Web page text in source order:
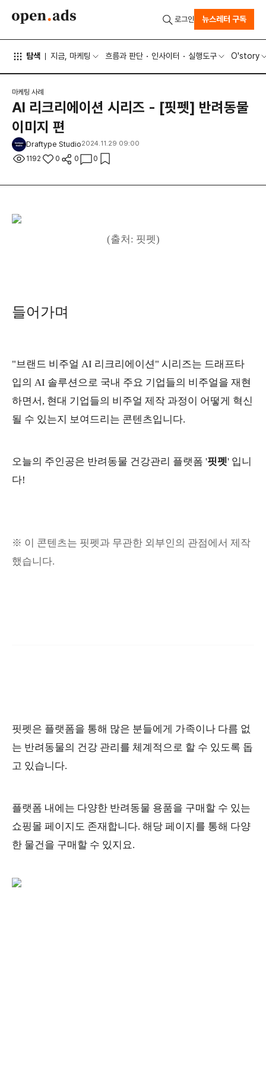
탐색 지금, 마케팅 흐름과 판단 인사이터 실행도구 O'story
로그인 뉴스레터 구독
마케팅 사례
AI 리크리에이션 시리즈 - [핏펫] 반려동물
이미지 편
Draftype Studio2024.11.29 09:00
1192 0 0 0
(출처: 핏펫)
들어가며
"브랜드 비주얼 AI 리크리에이션" 시리즈는 드래프타
입의 AI 솔루션으로 국내 주요 기업들의 비주얼을 재현
하면서, 현대 기업들의 비주얼 제작 과정이 어떻게 혁신
될 수 있는지 보여드리는 콘텐츠입니다.
오늘의 주인공은 반려동물 건강관리 플랫폼 '핏펫' 입니
다!
※ 이 콘텐츠는 핏펫과 무관한 외부인의 관점에서 제작
했습니다.
핏펫은 플랫폼을 통해 많은 분들에게 가족이나 다름 없
는 반려동물의 건강 관리를 체계적으로 할 수 있도록 돕
고 있습니다.
플랫폼 내에는 다양한 반려동물 용품을 구매할 수 있는
쇼핑몰 페이지도 존재합니다. 해당 페이지를 통해 다양
한 물건을 구매할 수 있지요.